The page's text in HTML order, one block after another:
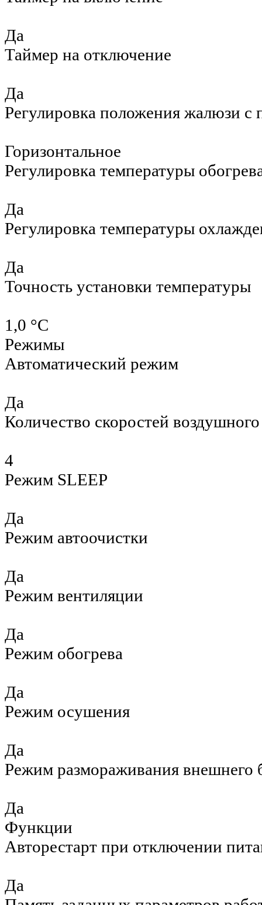
Да
Таймер на отключение
Да
Регулировка положения жалюзи с
Горизонтальное
Регулировка температуры
Да
Регулировка температуры
Да
Точность установки температуры
1,0 °С
Режимы
Автоматический режим
Да
Количество скоростей
4
Режим SLEEP
Да
Режим автоочистки
Да
Режим вентиляции
Да
Режим обогрева
Да
Режим осушения
Да
Режим размораживания внешнего
Да
Функции
Авторестарт при отключении
Да